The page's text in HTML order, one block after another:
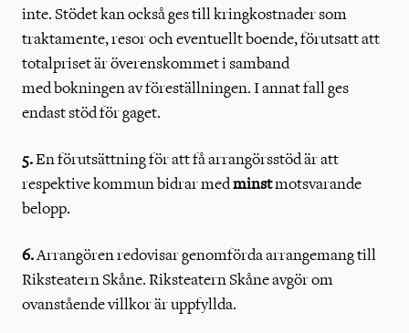
inte. Stödet kan också ges till kringkostnader som
traktamente, resor och eventuellt boende, förutsatt att
totalpriset är överenskommet i samband
med bokningen av föreställningen. I annat fall ges
endast stöd för gaget.
5.En förutsättning för att få arrangörsstöd är att
respektive kommun bidrar medminstmotsvarande
belopp.
6.Arrangören redovisar genomförda arrangemang till
Riksteatern Skåne. Riksteatern Skåne avgör om
ovanstående villkor är uppfyllda.